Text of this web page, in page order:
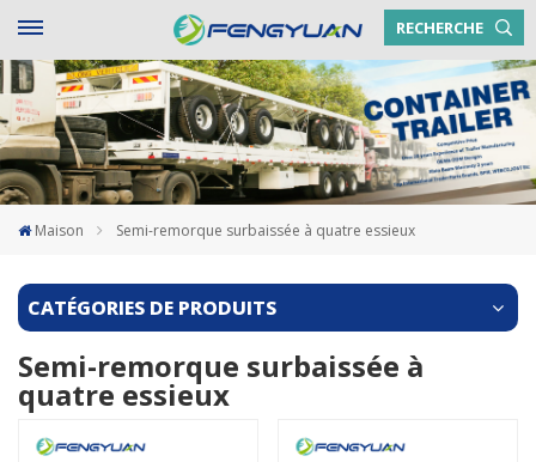
RECHERCHE
Maison Semi-remorque surbaissée à quatre essieux
CATÉGORIES DE PRODUITS
Semi-remorque surbaissée à
quatre essieux